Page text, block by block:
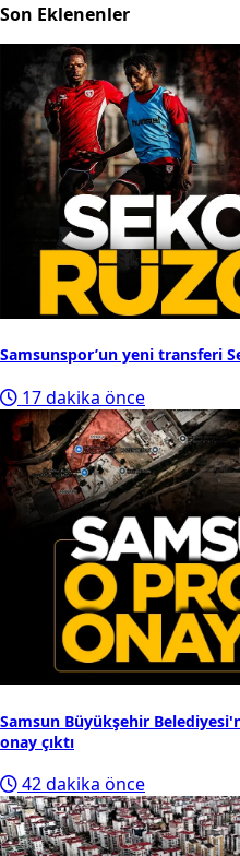
Son Eklenenler
Samsunspor’un yeni transferi
17 dakika önce
Samsun Büyükşehir
onay çıktı
42 dakika önce